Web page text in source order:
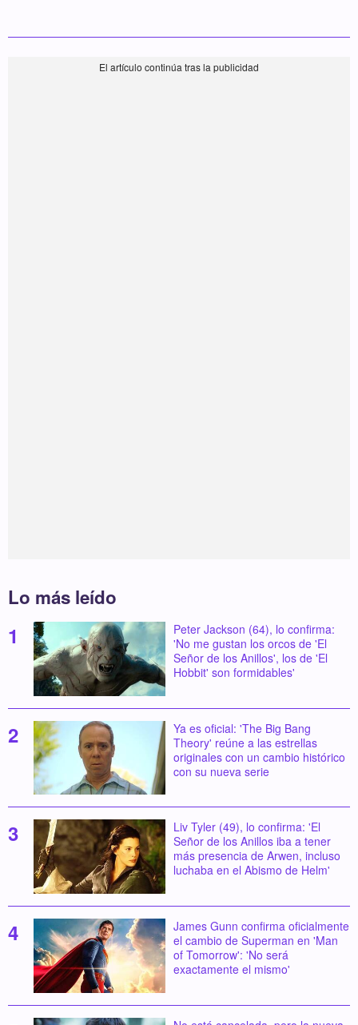
Lo más leído
Peter Jackson (64), lo confirma:
'No me gustan los orcos de 'El
Señor de los Anillos', los de 'El
Hobbit' son formidables'
Ya es oficial: 'The Big Bang
Theory' reúne a las estrellas
originales con un cambio histórico
con su nueva serie
Liv Tyler (49), lo confirma: 'El
Señor de los Anillos iba a tener
más presencia de Arwen, incluso
luchaba en el Abismo de Helm'
James Gunn confirma oficialmente
el cambio de Superman en 'Man
of Tomorrow': 'No será
exactamente el mismo'